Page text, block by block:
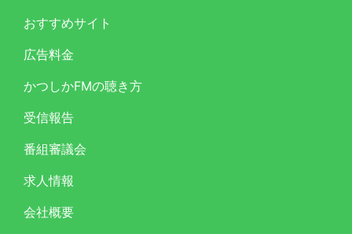
おすすめサイト
広告料金
かつしかFMの聴き方
受信報告
番組審議会
求人情報
会社概要